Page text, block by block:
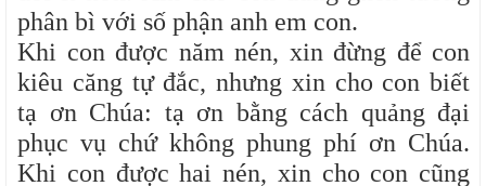
phân bì với số phận anh em con.
Khi con được năm nén, xin đừng để con
kiêu căng tự đắc, nhưng xin cho con biết
tạ ơn Chúa: tạ ơn bằng cách quảng đại
phục vụ chứ không phung phí ơn Chúa.
Khi con được hai nén, xin cho con cũng